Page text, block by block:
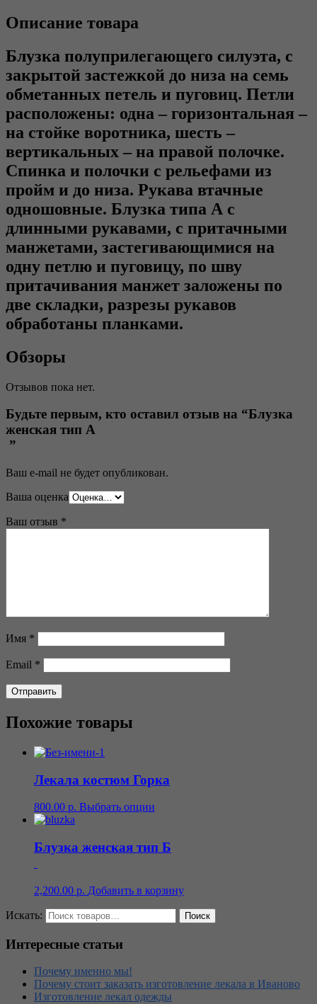
Описание товара
Блузка полуприлегающего силуэта, с
закрытой застежкой до низа на семь
обметанных петель и пуговиц. Петли
расположены: одна – горизонтальная –
на стойке воротника, шесть –
вертикальных – на правой полочке.
Спинка и полочки с рельефами из
пройм и до низа. Рукава втачные
одношовные. Блузка типа А с
длинными рукавами, с притачными
манжетами, застегивающимися на
одну петлю и пуговицу, по шву
притачивания манжет заложены по
две складки, разрезы рукавов
обработаны планками.
Обзоры
Отзывов пока нет.
Будьте первым, кто оставил отзыв на “Блузка
женская тип А
”
Ваш e-mail не будет опубликован.
Ваша оценка
Ваш отзыв *
Имя *
Email *
Похожие товары
Лекала костюм Горка
800.00 р. Выбрать опции
Блузка женская тип Б
2,200.00 р. Добавить в корзину
Искать:
Интересные статьи
Почему именно мы!
Почему стоит заказать изготовление лекала в Иваново
Изготовление лекал одежды